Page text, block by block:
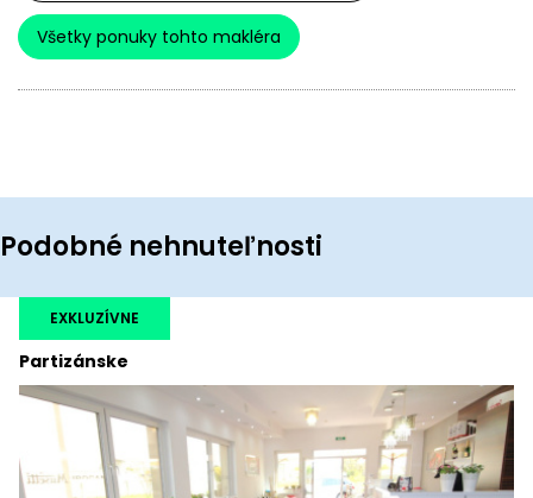
Všetky ponuky tohto makléra
Podobné nehnuteľnosti
Partizánske
EXKLUZÍVNE